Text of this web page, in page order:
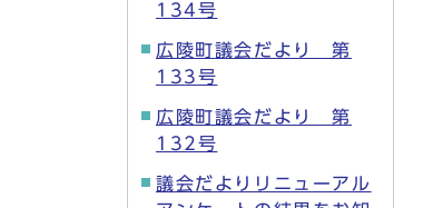
134号
広陵町議会だより 第
133号
広陵町議会だより 第
132号
議会だよりリニューアル